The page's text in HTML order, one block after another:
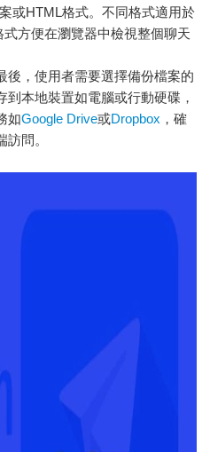
或HTML格式。不同格式適用於
方便在瀏覽器中檢視整個聊天
後，使用者需要選擇備份檔案的
本地裝置如電腦或行動硬碟，
如Google Drive或Dropbox ，確
問。